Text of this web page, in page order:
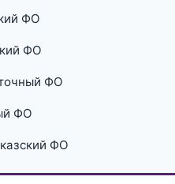
ФО
ФО
ФО
ФО
ФО